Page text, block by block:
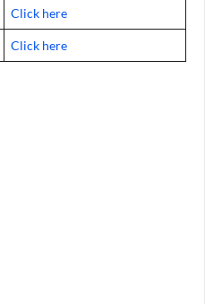
Click here
Click here